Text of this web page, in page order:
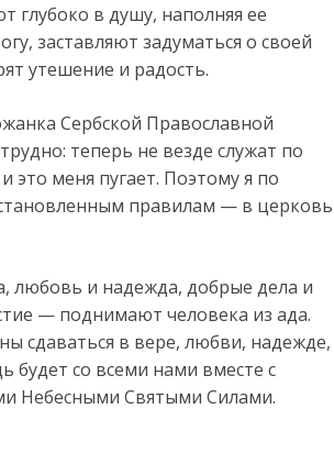
глубоко в душу, наполняя ее
заставляют задуматься о своей
утешение и радость.
Сербской Православной
теперь не везде служат по
меня пугает. Поэтому я по
правилам — в церковь
любовь и надежда, добрые дела и
— поднимают человека из ада.
сдаваться в вере, любви, надежде,
будет со всеми нами вместе с
Небесными Святыми Силами.